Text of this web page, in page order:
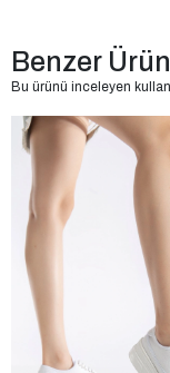
Benzer
Bu ürünü inceleyen